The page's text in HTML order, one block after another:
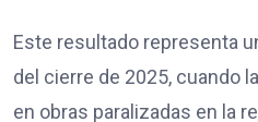
Este resultado representa
del cierre de 2025, cuando
en obras paralizadas en la